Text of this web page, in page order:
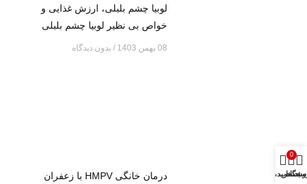
لوبیا چشم بلبلی، ارزش غذایی و
خواص بی نظیر لوبیا چشم بلبلی
08 بهمن 1403 بدون دیدگاه
درمان خانگی HMPV با زعفران
0
سبد خرید
حساب من